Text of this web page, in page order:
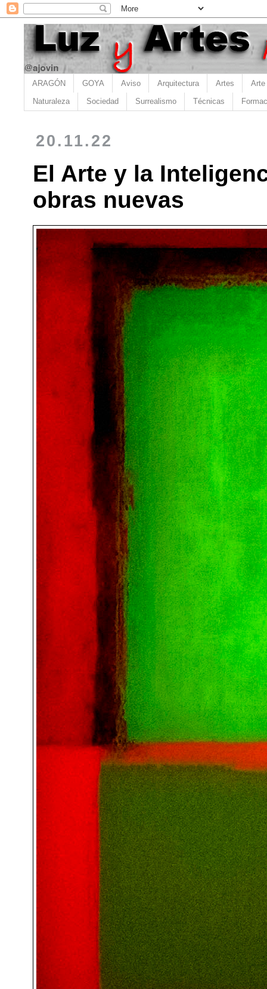
ARAGÓN GOYA Aviso Arquitectura Artes Arte
Naturaleza Sociedad Surrealismo Técnicas
20.11.22
El Arte y la
obras nuevas